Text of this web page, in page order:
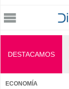
DESTACAMOS
ECONOMÍA